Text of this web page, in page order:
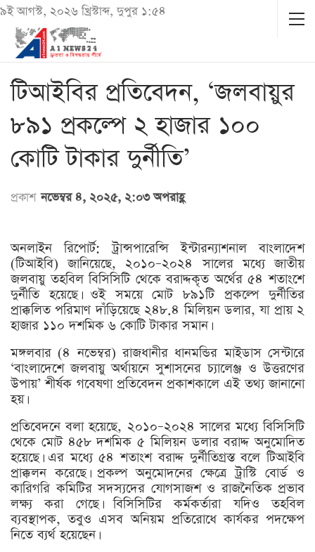
৯ই আগস্ট, ২০২৬ খ্রিস্টাব্দ, দুপুর ১:৫৪
‎টিআইবির প্রতিবেদন, ‘জলবায়ুর
৮৯১ প্রকল্পে ২ হাজার ১০০
কোটি টাকার দুর্নীতি’
প্রকাশ নভেম্বর ৪, ২০২৫, ২:০৩ অপরাহ্ণ
অনলাইন রিপোর্ট: ট্রান্সপারেন্সি ইন্টারন্যাশনাল বাংলাদেশ
(টিআইবি) জানিয়েছে, ২০১০–২০২৪ সালের মধ্যে জাতীয়
জলবায়ু তহবিল বিসিসিটি থেকে বরাদ্দকৃত অর্থের ৫৪ শতাংশে
দুর্নীতি হয়েছে। ওই সময়ে মোট ৮৯১টি প্রকল্পে দুর্নীতির
প্রাক্কলিত পরিমাণ দাঁড়িয়েছে ২৪৮.৪ মিলিয়ন ডলার, যা প্রায় ২
হাজার ১১০ দশমিক ৬ কোটি টাকার সমান।
মঙ্গলবার (৪ নভেম্বর) রাজধানীর ধানমন্ডির মাইডাস সেন্টারে
‘বাংলাদেশে জলবায়ু অর্থায়নে সুশাসনের চ্যালেঞ্জ ও উত্তরণের
উপায়’ শীর্ষক গবেষণা প্রতিবেদন প্রকাশকালে এই তথ্য জানানো
হয়।
প্রতিবেদনে বলা হয়েছে, ২০১০–২০২৪ সালের মধ্যে বিসিসিটি
থেকে মোট ৪৫৮ দশমিক ৫ মিলিয়ন ডলার বরাদ্দ অনুমোদিত
হয়েছে। এর মধ্যে ৫৪ শতাংশ বরাদ্দ দুর্নীতিগ্রস্ত বলে টিআইবি
প্রাক্কলন করেছে। প্রকল্প অনুমোদনের ক্ষেত্রে ট্রাস্টি বোর্ড ও
কারিগরি কমিটির সদস্যদের যোগসাজশ ও রাজনৈতিক প্রভাব
লক্ষ্য করা গেছে। বিসিসিটির কর্মকর্তারা যদিও তহবিল
ব্যবস্থাপক, তবুও এসব অনিয়ম প্রতিরোধে কার্যকর পদক্ষেপ
নিতে ব্যর্থ হয়েছেন।